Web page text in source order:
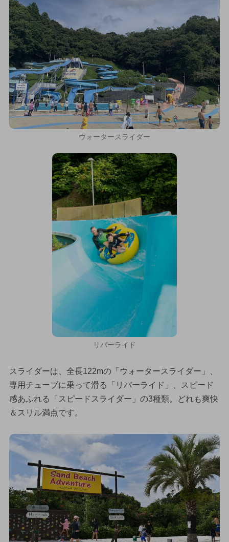
ウォータースライダー
リバーライド
スライダーは、全長122mの「ウォータースライダー」、
専用チューブに乗って滑る「リバーライド」、スピード
感あふれる「スピードスライダー」の3種類。どれも爽快
＆スリル満点です。